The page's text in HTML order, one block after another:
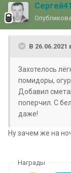
Сергей41
В 26.06.2021
Захотелось
помидоры,
Добавил
поперчил. С
даже!
Ну зачем же на
Награды